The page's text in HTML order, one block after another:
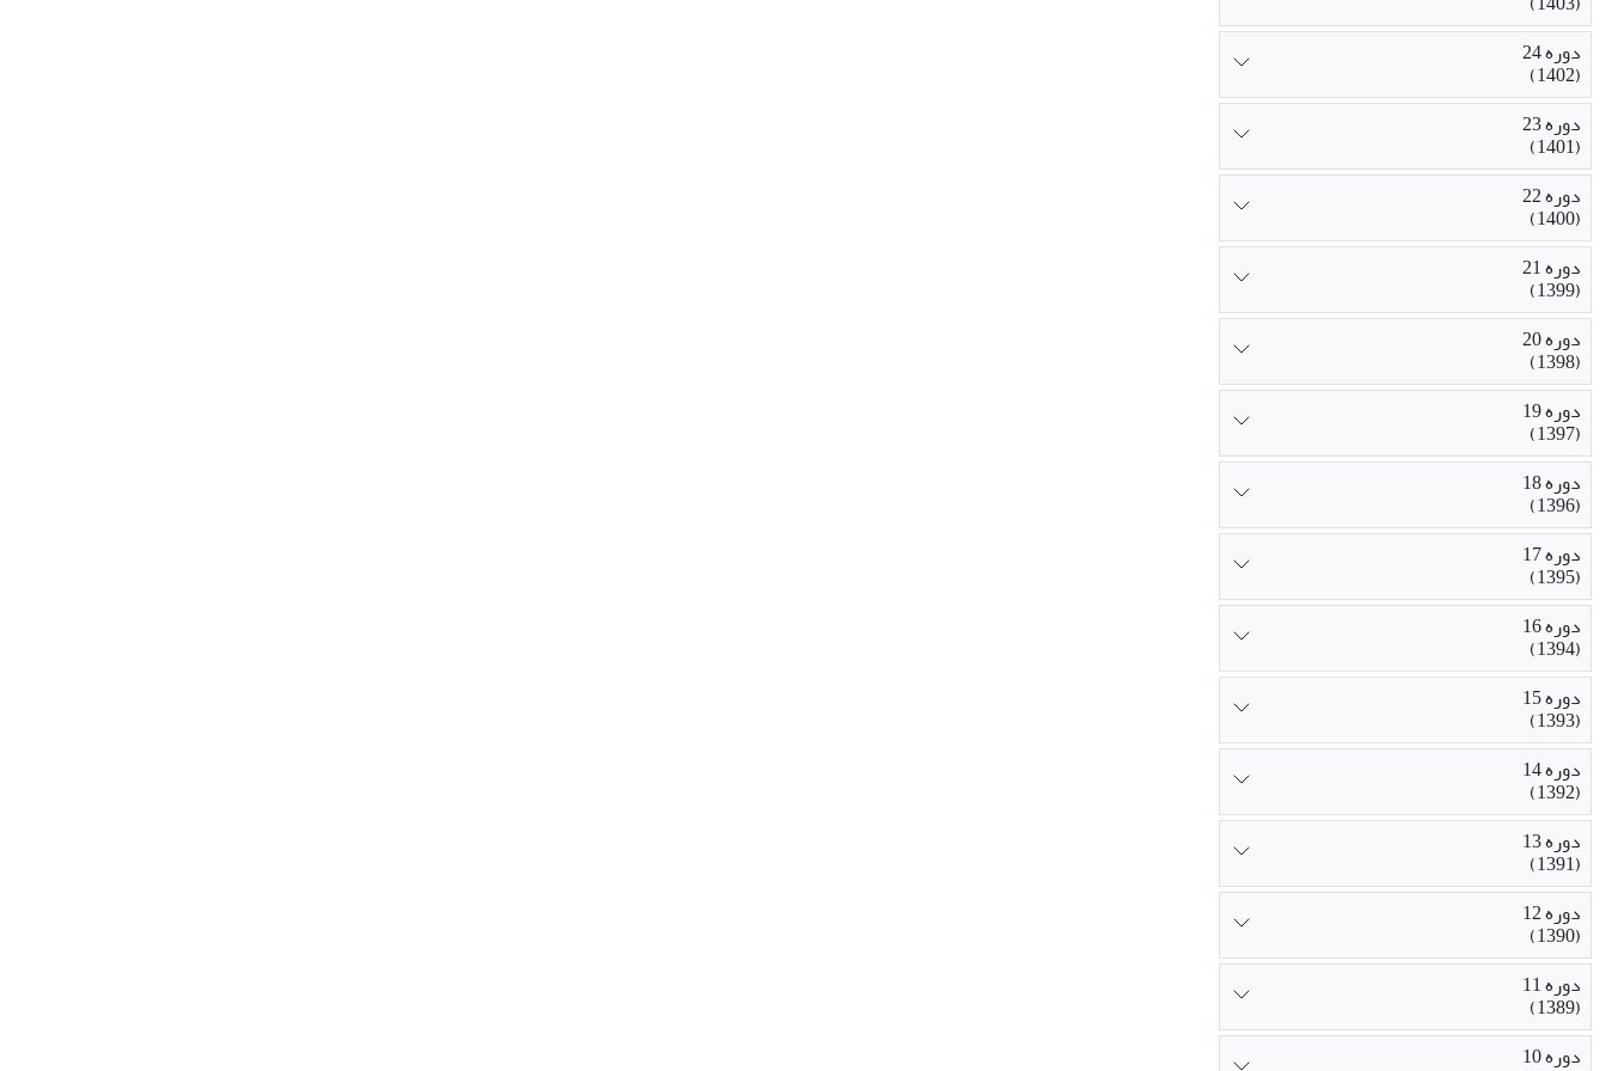
دوره 24
(1402)
دوره 23
(1401)
دوره 22
(1400)
دوره 21
(1399)
دوره 20
(1398)
دوره 19
(1397)
دوره 18
(1396)
دوره 17
(1395)
دوره 16
(1394)
دوره 15
(1393)
دوره 14
(1392)
دوره 13
(1391)
دوره 12
(1390)
دوره 11
(1389)
دوره 10